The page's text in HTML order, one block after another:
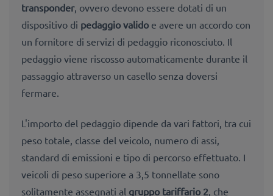
transponder, ovvero devono essere dotati di un
dispositivo di pedaggio valido e avere un accordo con
un fornitore di servizi di pedaggio riconosciuto. Il
pedaggio viene riscosso automaticamente durante il
passaggio attraverso un casello senza doversi
fermare.
L'importo del pedaggio dipende da vari fattori, tra cui
peso totale, classe del veicolo, numero di assi,
standard di emissioni e tipo di percorso effettuato. I
veicoli di peso superiore a 3,5 tonnellate sono
solitamente assegnati al gruppo tariffario 2, che